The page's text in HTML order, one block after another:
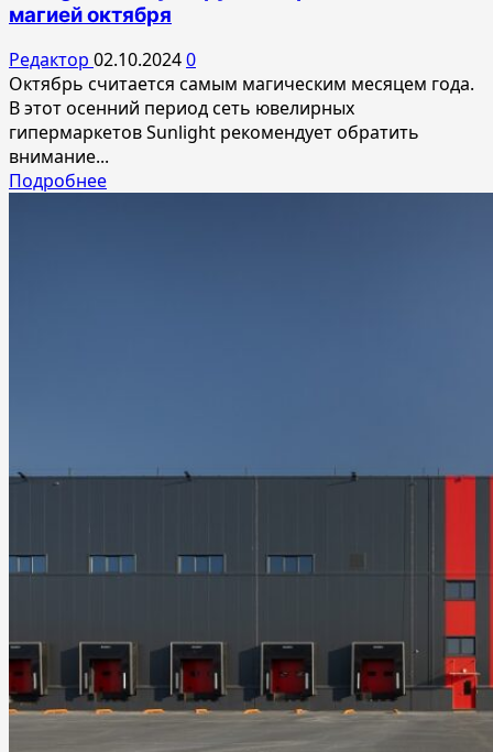
термометры:
коллекция
SELA
магией октября
Редактор 02.10.20240
Октябрь считается самым магическим месяцем года.
В этот осенний период сеть ювелирных
гипермаркетов Sunlight рекомендует обратить
внимание...
ПодробнееПрочитать
октября